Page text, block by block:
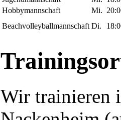
Hobbymannschaft
Mi.
Beachvolleyballmannschaft Di.
Wir trainieren